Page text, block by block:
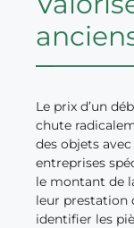
Le prix d’un
chute
des objets
entreprises
le montant de
leur prestation
identifier les